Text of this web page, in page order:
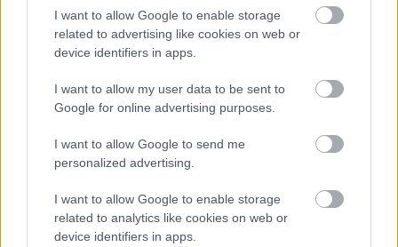
I want to allow Google to enable storage
related to advertising like cookies on web or
device identifiers in apps.
I want to allow my user data to be sent to
Google for online advertising purposes.
I want to allow Google to send me
personalized advertising.
I want to allow Google to enable storage
related to analytics like cookies on web or
device identifiers in apps.
ΑΣΕΠ: Πιστοποίηση Αγγλικών σε
μόνο 2 ημέρες στα χέρια σας
ΑΣΕΠ: Εξ αποστάσεως η πιο Εύκολη
Πιστοποίηση Υπολογιστών σε 2
μέρες